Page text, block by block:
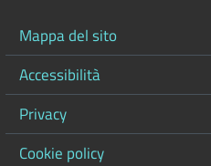
Mappa del sito
Accessibilità
Privacy
Cookie policy